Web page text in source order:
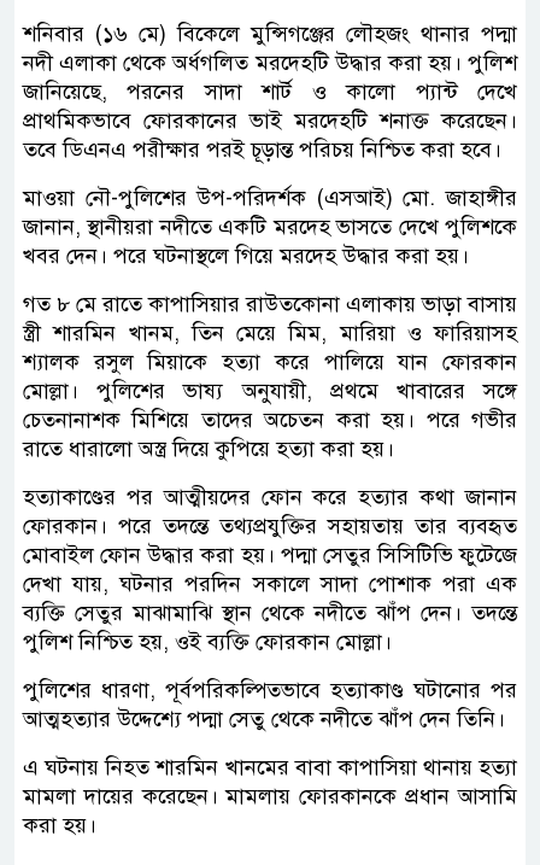
শনিবার (১৬ মে) বিকেলে মুন্সিগঞ্জের লৌহজং থানার পদ্মা
নদী এলাকা থেকে অর্ধগলিত মরদেহটি উদ্ধার করা হয়। পুলিশ
জানিয়েছে, পরনের সাদা শার্ট ও কালো প্যান্ট দেখে
প্রাথমিকভাবে ফোরকানের ভাই মরদেহটি শনাক্ত করেছেন।
তবে ডিএনএ পরীক্ষার পরই চূড়ান্ত পরিচয় নিশ্চিত করা হবে।
মাওয়া নৌ-পুলিশের উপ-পরিদর্শক (এসআই) মো. জাহাঙ্গীর
জানান, স্থানীয়রা নদীতে একটি মরদেহ ভাসতে দেখে পুলিশকে
খবর দেন। পরে ঘটনাস্থলে গিয়ে মরদেহ উদ্ধার করা হয়।
গত ৮ মে রাতে কাপাসিয়ার রাউতকোনা এলাকায় ভাড়া বাসায়
স্ত্রী শারমিন খানম, তিন মেয়ে মিম, মারিয়া ও ফারিয়াসহ
শ্যালক রসুল মিয়াকে হত্যা করে পালিয়ে যান ফোরকান
মোল্লা। পুলিশের ভাষ্য অনুযায়ী, প্রথমে খাবারের সঙ্গে
চেতনানাশক মিশিয়ে তাদের অচেতন করা হয়। পরে গভীর
রাতে ধারালো অস্ত্র দিয়ে কুপিয়ে হত্যা করা হয়।
হত্যাকাণ্ডের পর আত্মীয়দের ফোন করে হত্যার কথা জানান
ফোরকান। পরে তদন্তে তথ্যপ্রযুক্তির সহায়তায় তার ব্যবহৃত
মোবাইল ফোন উদ্ধার করা হয়। পদ্মা সেতুর সিসিটিভি ফুটেজে
দেখা যায়, ঘটনার পরদিন সকালে সাদা পোশাক পরা এক
ব্যক্তি সেতুর মাঝামাঝি স্থান থেকে নদীতে ঝাঁপ দেন। তদন্তে
পুলিশ নিশ্চিত হয়, ওই ব্যক্তি ফোরকান মোল্লা।
পুলিশের ধারণা, পূর্বপরিকল্পিতভাবে হত্যাকাণ্ড ঘটানোর পর
আত্মহত্যার উদ্দেশ্যে পদ্মা সেতু থেকে নদীতে ঝাঁপ দেন তিনি।
এ ঘটনায় নিহত শারমিন খানমের বাবা কাপাসিয়া থানায় হত্যা
মামলা দায়ের করেছেন। মামলায় ফোরকানকে প্রধান আসামি
করা হয়।